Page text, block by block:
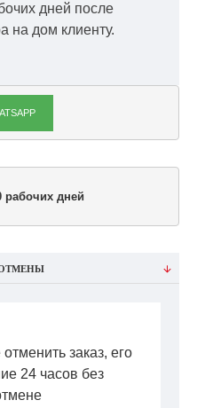
дней после
на дом клиенту.
рабочих дней
заказ, его
24 часов без